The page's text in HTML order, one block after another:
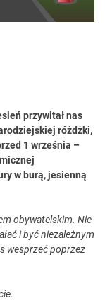
przywitał nas
różdżki,
1 września –
w burą, jesienną
obywatelskim. Nie
i być niezależnym
wesprzeć poprzez